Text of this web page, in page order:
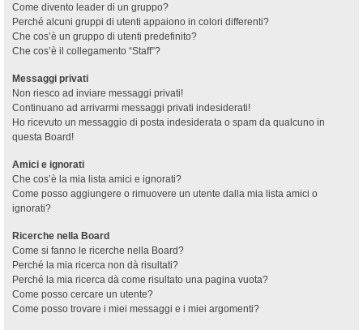
Come divento leader di un gruppo?
Perché alcuni gruppi di utenti appaiono in colori differenti?
Che cos’è un gruppo di utenti predefinito?
Che cos’è il collegamento “Staff”?
Messaggi privati
Non riesco ad inviare messaggi privati!
Continuano ad arrivarmi messaggi privati indesiderati!
Ho ricevuto un messaggio di posta indesiderata o spam da qualcuno in
questa Board!
Amici e ignorati
Che cos’è la mia lista amici e ignorati?
Come posso aggiungere o rimuovere un utente dalla mia lista amici o
ignorati?
Ricerche nella Board
Come si fanno le ricerche nella Board?
Perché la mia ricerca non dà risultati?
Perché la mia ricerca dà come risultato una pagina vuota?
Come posso cercare un utente?
Come posso trovare i miei messaggi e i miei argomenti?